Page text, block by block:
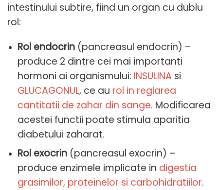
intestinului subtire, fiind un organ cu dublu
rol:
Rol endocrin (pancreasul endocrin) –
produce 2 dintre cei mai importanti
hormoni ai organismului: INSULINAsi
GLUCAGONUL, ce au rol in reglarea
cantitatii de zahar din sange. Modificarea
acestei functii poate stimula aparitia
diabetului zaharat.
Rol exocrin(pancreasul exocrin) –
produce enzimele implicate in digestia
grasimilor, proteinelor si carbohidratiilor.